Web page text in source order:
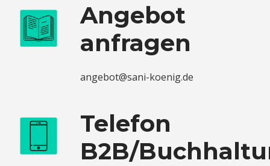
Angebot
anfragen
angebot@sani-koenig.de
Telefon
B2B/